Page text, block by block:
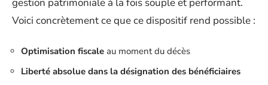
Voici concrètement ce que ce dispositif rend possible :
Optimisation fiscale au moment du décès
Liberté absolue dans la désignation des bénéficiaires